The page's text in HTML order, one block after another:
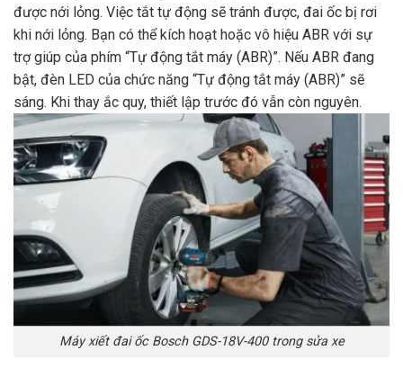
được nới lỏng. Việc tắt tự động sẽ tránh được, đai ốc bị rơi
khi nới lỏng. Bạn có thể kích hoạt hoặc vô hiệu ABR với sự
trợ giúp của phím “Tự động tắt máy (ABR)”. Nếu ABR đang
bật, đèn LED của chức năng “Tự động tắt máy (ABR)” sẽ
sáng. Khi thay ắc quy, thiết lập trước đó vẫn còn nguyên.
Máy xiết đai ốc Bosch GDS-18V-400 trong sửa xe